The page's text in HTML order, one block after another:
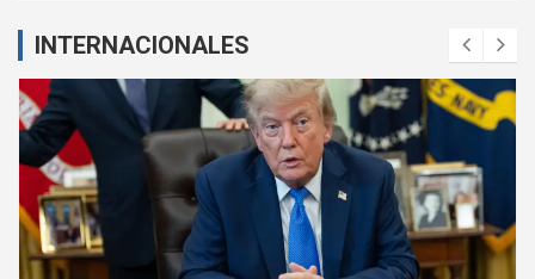
INTERNACIONALES